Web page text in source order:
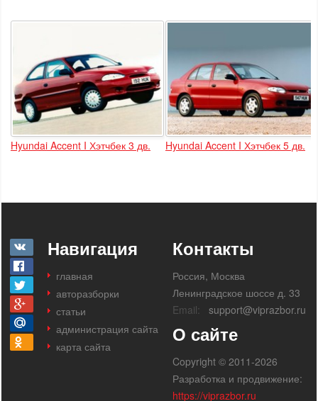
Hyundai Accent I Хэтчбек 3 дв. Hyundai Accent I Хэтчбек 5 дв.
Навигация
главная
авторазборки
статьи
администрация сайта
карта сайта
Контакты
Россия, Москва
Ленинградское шоссе д. 33
Email:
support@viprazbor.ru
О сайте
Copyright © 2011-2026
Разработка и продвижение:
https://viprazbor.ru